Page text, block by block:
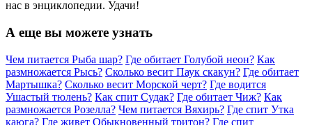
нас в энциклопедии. Удачи!
А еще вы можете узнать
Чем питается Рыба шар? Где обитает Голубой неон? Как
размножается Рысь? Сколько весит Паук скакун? Где обитает
Мартышка? Сколько весит Морской черт? Где водится
Ушастый тюлень? Как спит Судак? Где обитает Чиж? Как
размножается Розелла? Чем питается Вяхирь? Где спит Утка
каюга? Где живет Обыкновенный тритон? Где спит